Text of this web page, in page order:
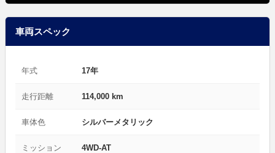
車両スペック
年式 17年
走行距離 114,000 km
車体色 シルバーメタリック
ミッション 4WD-AT